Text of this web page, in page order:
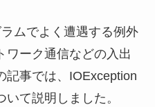
ムでよく遭遇する例外
ワーク通信などの入出
記事では、IOException
て説明しました。